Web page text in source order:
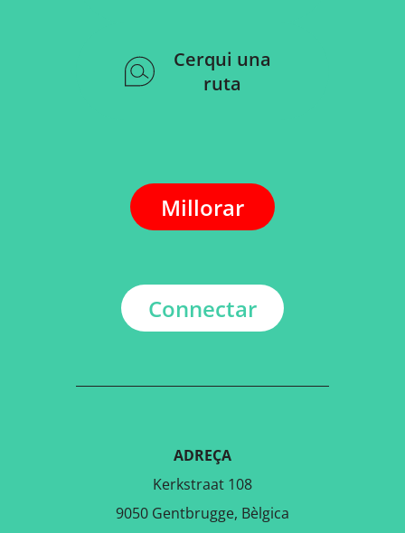
Cerqui una
ruta
Millorar
Connectar
ADREÇA
Kerkstraat 108
9050 Gentbrugge, Bèlgica